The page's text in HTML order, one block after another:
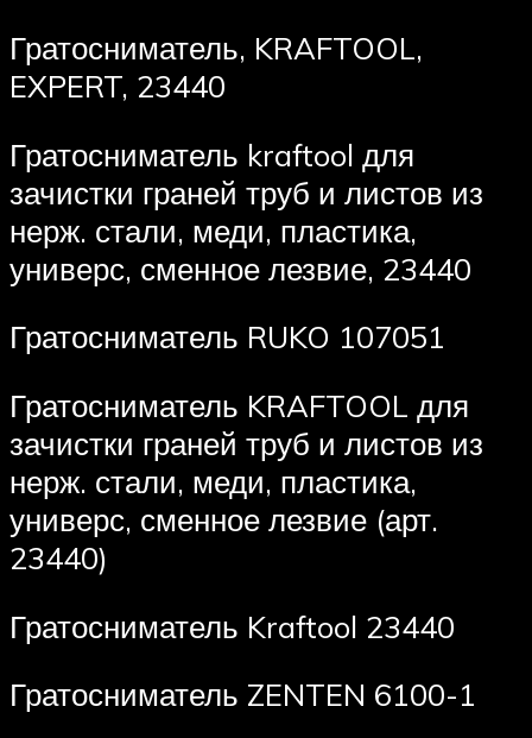
Гратосниматель, KRAFTOOL,
EXPERT, 23440
Гратосниматель kraftool для
зачистки граней труб и листов из
нерж. стали, меди, пластика,
универс, сменное лезвие, 23440
Гратосниматель RUKO 107051
Гратосниматель KRAFTOOL для
зачистки граней труб и листов из
нерж. стали, меди, пластика,
универс, сменное лезвие (арт.
23440)
Гратосниматель Kraftool 23440
Гратосниматель ZENTEN 6100-1